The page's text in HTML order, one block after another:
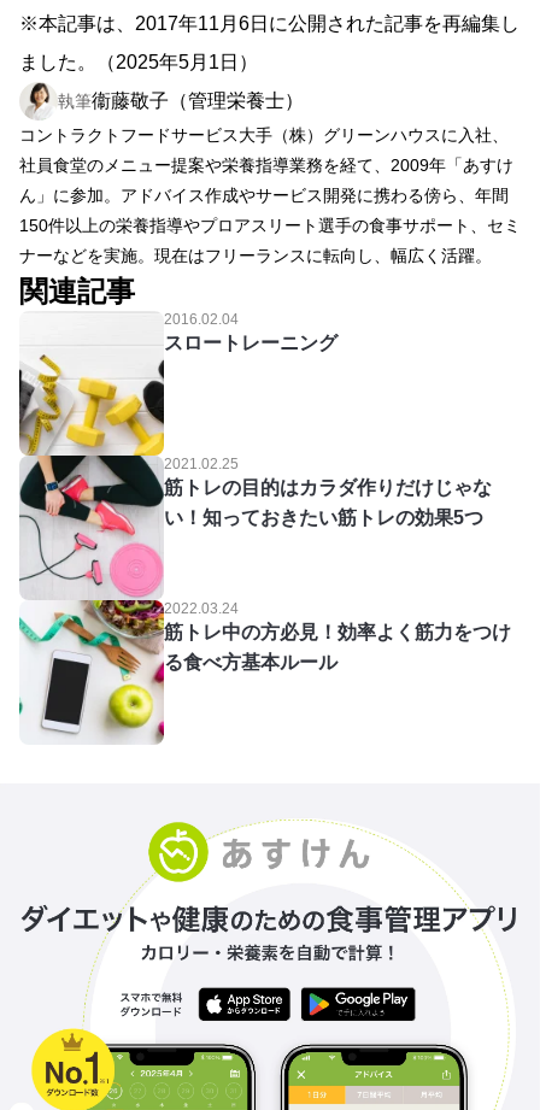
※本記事は、2017年11月6日に公開された記事を再編集し
ました。（2025年5月1日）
執筆衞藤敬子（管理栄養士）
コントラクトフードサービス大手（株）グリーンハウスに入社、
社員食堂のメニュー提案や栄養指導業務を経て、2009年「あすけ
ん」に参加。アドバイス作成やサービス開発に携わる傍ら、年間
150件以上の栄養指導やプロアスリート選手の食事サポート、セミ
ナーなどを実施。現在はフリーランスに転向し、幅広く活躍。
関連記事
2016.02.04
スロートレーニング
2021.02.25
筋トレの目的はカラダ作りだけじゃな
い！知っておきたい筋トレの効果5つ
2022.03.24
筋トレ中の方必見！効率よく筋力をつけ
る食べ方基本ルール